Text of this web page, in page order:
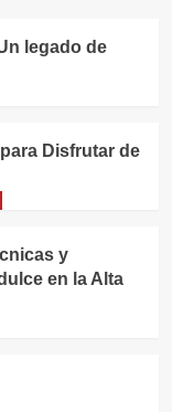
legado de
Disfrutar de
y
en la Alta